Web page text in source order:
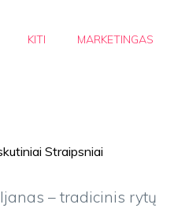
KITI MARKETINGAS
Straipsniai
– tradicinis rytų